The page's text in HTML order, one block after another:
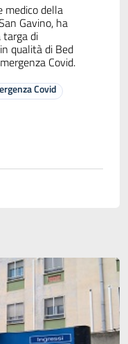
medico della
Gavino, ha
targa di
qualità di Bed
Covid.
Covid